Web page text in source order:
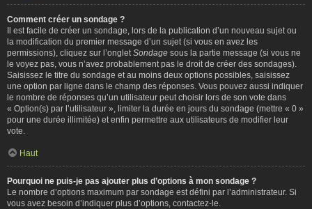
Comment créer un sondage ?
Il est facile de créer un sondage, lors de la publication d’un nouveau sujet ou
la modification du premier message d’un sujet (si vous en avez les
permissions), cliquez sur l’onglet Sondage sous la partie message (si vous ne
le voyez pas, vous n’avez probablement pas le droit de créer des sondages).
Saisissez le titre du sondage et au moins deux options possibles, saisissez
une option par ligne dans le champ des réponses. Vous pouvez aussi indiquer
le nombre de réponses qu’un utilisateur peut choisir lors de son vote dans
« Option(s) par l’utilisateur », limiter la durée en jours du sondage (mettre « 0 »
pour une durée illimitée) et enfin permettre aux utilisateurs de modifier leur
vote.
Haut
Pourquoi ne puis-je pas ajouter plus d’options à mon sondage ?
Le nombre d’options maximum par sondage est défini par l’administrateur. Si
vous avez besoin d’indiquer plus d’options, contactez-le.